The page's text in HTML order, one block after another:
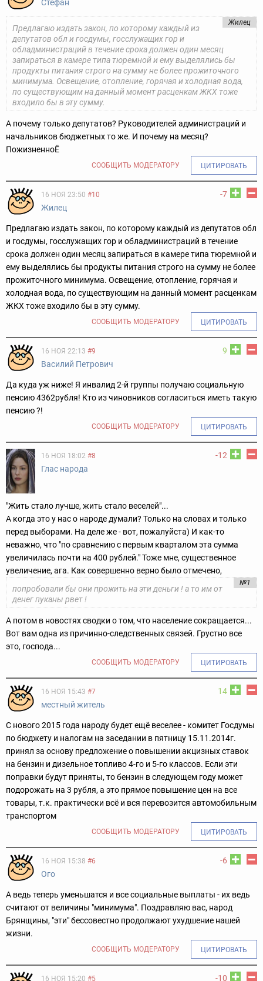
Стефан
Жилец
Предлагаю издать закон, по которому каждый из
депутатов обл и госдумы, госслужащих гор и
обладминистраций в течение срока должен один месяц
запираться в камере типа тюремной и ему выделялись бы
продукты питания строго на сумму не более прожиточного
минимума. Освещение, отопление, горячая и холодная вода,
по существующим на данный момент расценкам ЖКХ тоже
входило бы в эту сумму.
А почему только депутатов? Руководителей администраций и
начальников бюджетных то же. И почему на месяц?
ПожизненноЁ
СООБЩИТЬ МОДЕРАТОРУ ЦИТИРОВАТЬ
-7
16 НОЯ 23:50 #10
Жилец
Предлагаю издать закон, по которому каждый из депутатов обл
и госдумы, госслужащих гор и обладминистраций в течение
срока должен один месяц запираться в камере типа тюремной и
ему выделялись бы продукты питания строго на сумму не более
прожиточного минимума. Освещение, отопление, горячая и
холодная вода, по существующим на данный момент расценкам
ЖКХ тоже входило бы в эту сумму.
СООБЩИТЬ МОДЕРАТОРУ ЦИТИРОВАТЬ
9
16 НОЯ 22:13 #9
Василий Петрович
Да куда уж ниже! Я инвалид 2-й группы получаю социальную
пенсию 4362рубля! Кто из чиновников согласиться иметь такую
пенсию ?!
СООБЩИТЬ МОДЕРАТОРУ ЦИТИРОВАТЬ
-12
16 НОЯ 18:02 #8
Глас народа
"Жить стало лучше, жить стало веселей"...
А когда это у нас о народе думали? Только на словах и только
перед выборами. На деле же - вот, пожалуйста) И как-то
неважно, что "по сравнению с первым кварталом эта сумма
увеличилась почти на 400 рублей." Тоже мне, существенное
увеличение, ага. Как совершенно верно было отмечено,
№1
попробовали бы они прожить на эти деньги ! а то им от
денег пуканы рвет !
А потом в новостях сводки о том, что население сокращается...
Вот вам одна из причинно-следственных связей. Грустно все
это, господа...
СООБЩИТЬ МОДЕРАТОРУ ЦИТИРОВАТЬ
14
16 НОЯ 15:43 #7
местный житель
С нового 2015 года народу будет ещё веселее - комитет Госдумы
по бюджету и налогам на заседании в пятницу 15.11.2014г.
принял за основу предложение о повышении акцизных ставок
на бензин и дизельное топливо 4-го и 5-го классов. Если эти
поправки будут приняты, то бензин в следующем году может
подорожать на 3 рубля, а это прямое повышение цен на все
товары, т.к. практически всё и вся перевозится автомобильным
транспортом
СООБЩИТЬ МОДЕРАТОРУ ЦИТИРОВАТЬ
-6
16 НОЯ 15:38 #6
Ого
А ведь теперь уменьшатся и все социальные выплаты - их ведь
считают от величины "минимума". Поздравляю вас, народ
Брянщины, "эти" бессовестно продолжают ухудшение нашей
жизни.
СООБЩИТЬ МОДЕРАТОРУ ЦИТИРОВАТЬ
-10
16 НОЯ 15:20 #5